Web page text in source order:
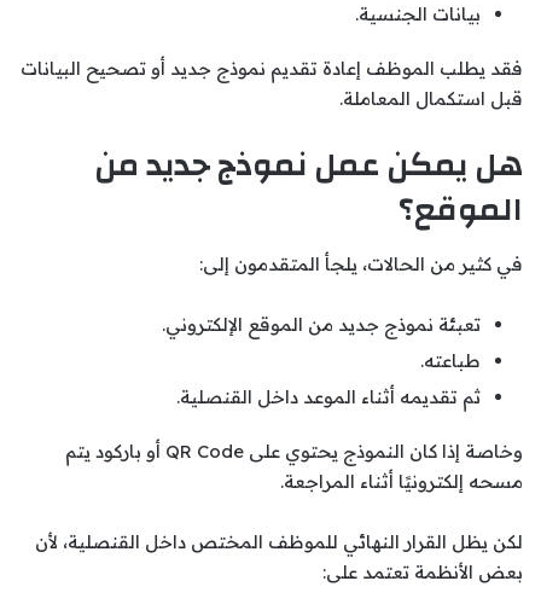
بيانات الجنسية.
فقد يطلب الموظف إعادة تقديم نموذج جديد أو تصحيح البيانات
قبل استكمال المعاملة.
هل يمكن عمل نموذج جديد من
الموقع؟
في كثير من الحالات، يلجأ المتقدمون إلى:
تعبئة نموذج جديد من الموقع الإلكتروني.
طباعته.
ثم تقديمه أثناء الموعد داخل القنصلية.
وخاصة إذا كان النموذج يحتوي على QR Code أو باركود يتم
مسحه إلكترونيًا أثناء المراجعة.
لكن يظل القرار النهائي للموظف المختص داخل القنصلية، لأن
بعض الأنظمة تعتمد على: